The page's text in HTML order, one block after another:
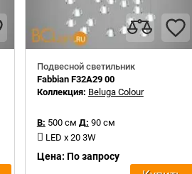
Подвесной светильник
Fabbian F32A29 00
Коллекция: Beluga Colour
В: 500 см Д: 90 см
LED x 20 3W
Цена: По запросу